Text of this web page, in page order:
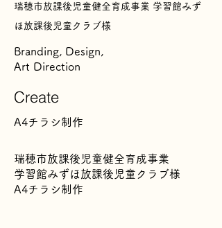
瑞穂市放課後児童健全育成事業 学習館みず
ほ放課後児童クラブ様
Branding, Design,
Art Direction
Create
A4チラシ制作
瑞穂市放課後児童健全育成事業
学習館みずほ放課後児童クラブ様
A4チラシ制作